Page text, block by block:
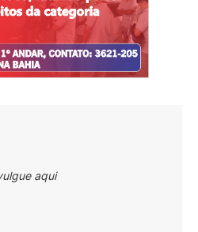
aqui